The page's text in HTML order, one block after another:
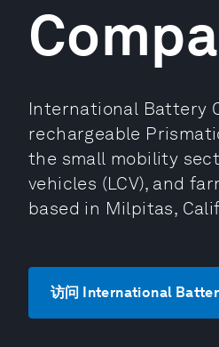
International Battery
rechargeable
the small mobility
vehicles (LCV), and
based in Milpitas,
访问 International